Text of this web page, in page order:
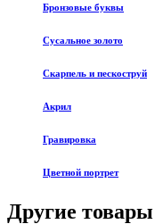
Бронзовые буквы
Сусальное золото
Скарпель и пескоструй
Акрил
Гравировка
Цветной портрет
Другие товары